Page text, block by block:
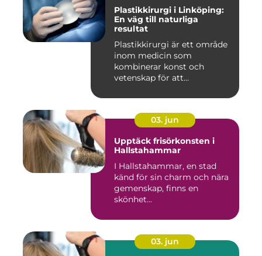
Plastikkirurgi i Linköping:
En väg till naturliga
resultat
Plastikkirurgi är ett område
inom medicin som
kombinerar konst och
vetenskap för att...
03. jun
Upptäck frisörkonsten i
Hallstahammar
I Hallstahammar, en stad
känd för sin charm och nära
gemenskap, finns en
skönhet...
03. jun